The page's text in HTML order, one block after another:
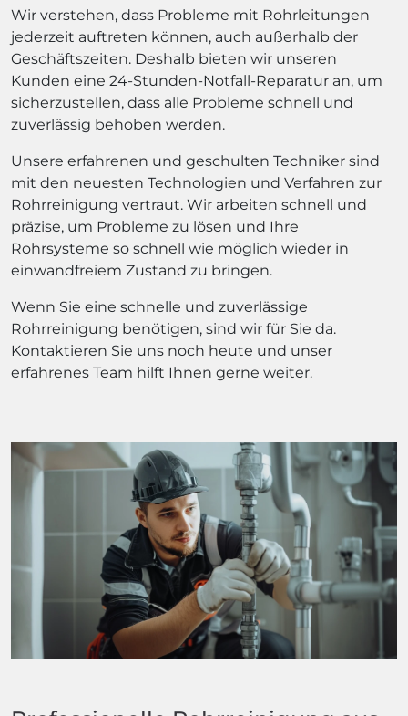
Wir verstehen, dass Probleme mit Rohrleitungen
jederzeit auftreten können, auch außerhalb der
Geschäftszeiten. Deshalb bieten wir unseren
Kunden eine 24-Stunden-Notfall-Reparatur an, um
sicherzustellen, dass alle Probleme schnell und
zuverlässig behoben werden.
Unsere erfahrenen und geschulten Techniker sind
mit den neuesten Technologien und Verfahren zur
Rohrreinigung vertraut. Wir arbeiten schnell und
präzise, um Probleme zu lösen und Ihre
Rohrsysteme so schnell wie möglich wieder in
einwandfreiem Zustand zu bringen.
Wenn Sie eine schnelle und zuverlässige
Rohrreinigung benötigen, sind wir für Sie da.
Kontaktieren Sie uns noch heute und unser
erfahrenes Team hilft Ihnen gerne weiter.